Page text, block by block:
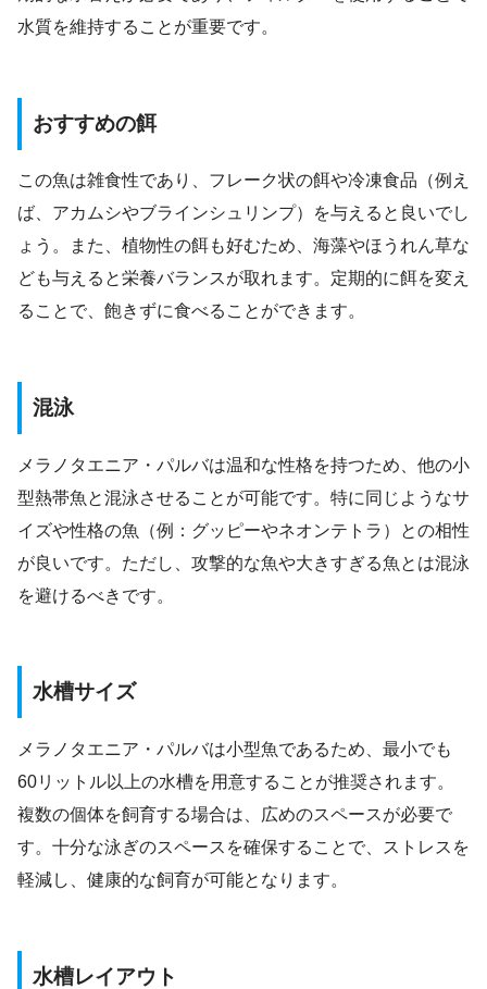
水質を維持することが重要です。
おすすめの餌
この魚は雑食性であり、フレーク状の餌や冷凍食品（例え
ば、アカムシやブラインシュリンプ）を与えると良いでし
ょう。また、植物性の餌も好むため、海藻やほうれん草な
ども与えると栄養バランスが取れます。定期的に餌を変え
ることで、飽きずに食べることができます。
混泳
メラノタエニア・パルバは温和な性格を持つため、他の小
型熱帯魚と混泳させることが可能です。特に同じようなサ
イズや性格の魚（例：グッピーやネオンテトラ）との相性
が良いです。ただし、攻撃的な魚や大きすぎる魚とは混泳
を避けるべきです。
水槽サイズ
メラノタエニア・パルバは小型魚であるため、最小でも
60リットル以上の水槽を用意することが推奨されます。
複数の個体を飼育する場合は、広めのスペースが必要で
す。十分な泳ぎのスペースを確保することで、ストレスを
軽減し、健康的な飼育が可能となります。
水槽レイアウト